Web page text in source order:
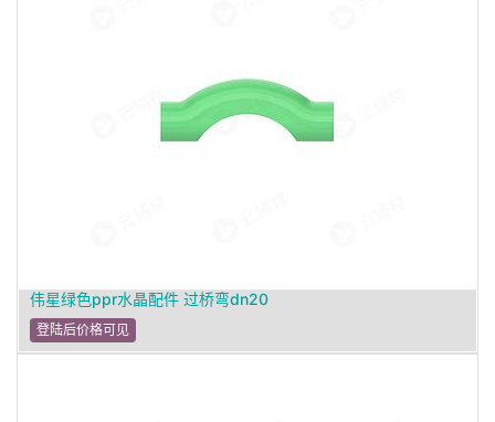
伟星绿色ppr水晶配件 过桥弯dn20
登陆后价格可见